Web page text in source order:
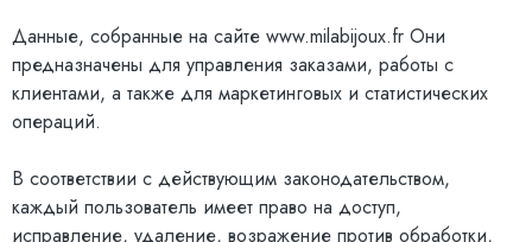
Данные, собранные на сайте www.milabijoux.fr Они
предназначены для управления заказами, работы с
клиентами, а также для маркетинговых и статистических
операций.
В соответствии с действующим законодательством,
каждый пользователь имеет право на доступ,
исправление, удаление, возражение против обработки,